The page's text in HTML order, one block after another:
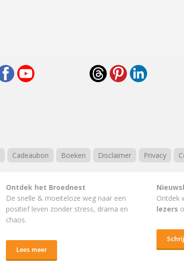
Cadeaubon Boeken Disclaimer Privacy
Ontdek het Broednest
De snelle & moeiteloze weg naar een
positief leven zonder stress, drama en
chaos.
Lees meer
Ontdek
lezers